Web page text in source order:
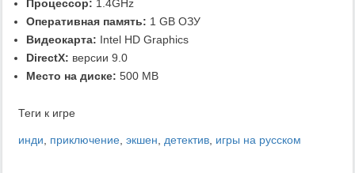
Процессор: 1.4GHz
Оперативная память: 1 GB ОЗУ
Видеокарта: Intel HD Graphics
DirectX: версии 9.0
Место на диске: 500 MB
Теги к игре
инди приключение экшен детектив игры на русском